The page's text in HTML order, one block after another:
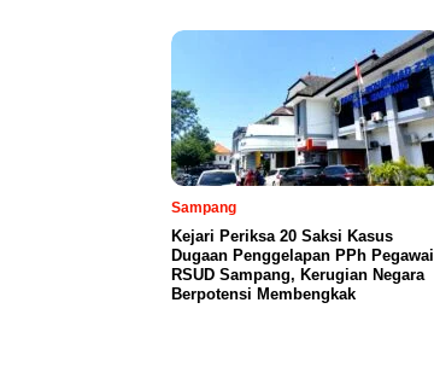
Sampang
Kejari Periksa 20 Saksi Kasus
Dugaan Penggelapan PPh Pegawai
RSUD Sampang, Kerugian Negara
Berpotensi Membengkak